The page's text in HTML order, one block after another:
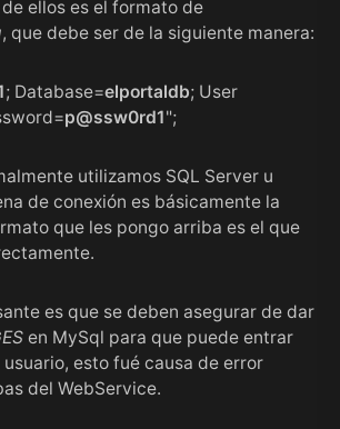
ellos es el formato de
, que debe ser de la siguiente manera:
; Database=elportaldb; User
p@ssw0rd1";
utilizamos SQL Server u
de conexión es básicamente la
que les pongo arriba es el que
es que se deben asegurar de dar
en MySql para que puede entrar
esto fué causa de error
del WebService.